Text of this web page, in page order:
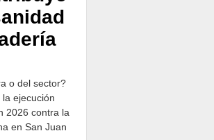
o del sector?
ejecución
2026 contra la
en San Juan